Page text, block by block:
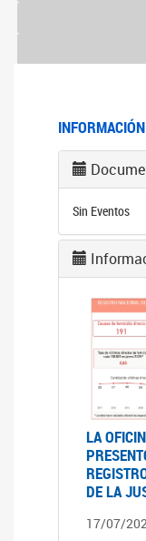
INFORMACIÓN
Sin Eventos
LA
DE LA
17/07/